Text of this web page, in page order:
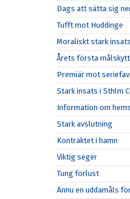
Dags att sätta sig
Tufft mot Huddinge
Moraliskt stark insats
Årets första målskytt
Premiär mot
Stark insats i Sthlm
Information om
Stark avslutning
Kontraktet i hamn
Viktig seger
Tung förlust
Ännu en uddamåls